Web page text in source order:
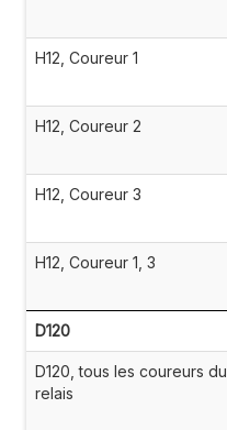
H12, Coureur 1
H12, Coureur 2
H12, Coureur 3
H12, Coureur 1, 3
D120
D120, tous les coureurs du
relais